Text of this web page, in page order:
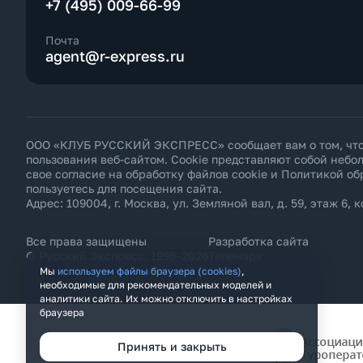
+7 (495) 009-66-99
Почта
agent@r-express.ru
ООО «КЛУБ РУССКИЙ ЭКСПРЕСС» сообщает вам о том, что
пользования веб-сайтом. Cookie представляют собой
свое согласие на обработку файлов cookie и Политикой
пользуетесь для посещения сайта.
Адрес: 109004, г. Москва, ул. Земляной вал, д. 59, этаж 6,
Все права защищены
© Русский Экспресс, 1996–2026
Разработка сайта
Мы используем файлы браузера (cookies),
необходимые для рекомендательных моделей и
аналитики сайта. Их можно отключить в настройках
браузера
Принять и закрыть